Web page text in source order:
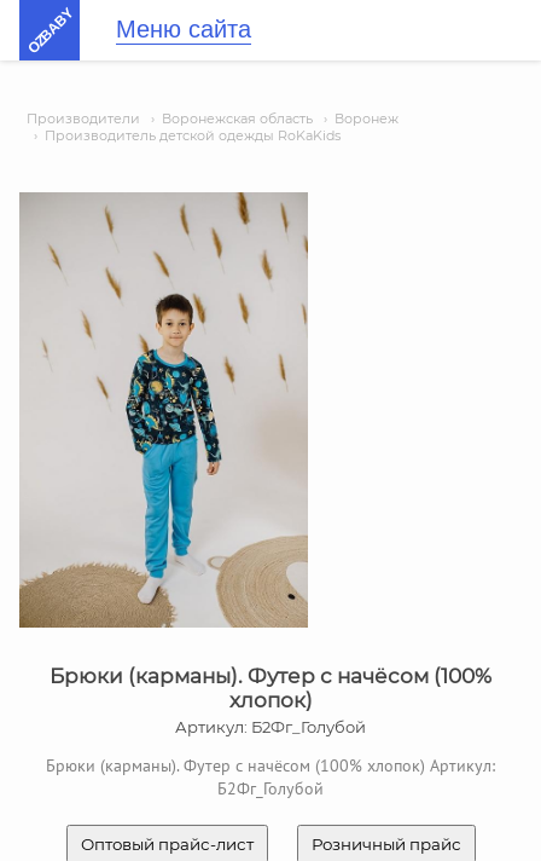
OZBABY Меню сайта
Производители › Воронежская область › Воронеж
› Производитель детской одежды RoKaKids
Брюки (карманы). Футер с начёсом (100%
хлопок)
Артикул: Б2Фг_Голубой
Брюки (карманы). Футер с начёсом (100% хлопок) Артикул:
Б2Фг_Голубой
Оптовый прайс-лист Розничный прайс